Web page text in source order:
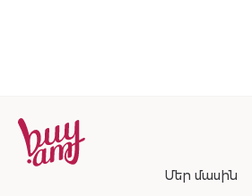
Մեր մասին